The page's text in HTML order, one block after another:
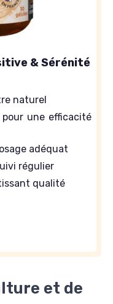
& Sérénité
naturel
pour une efficacité
adéquat
régulier
qualité
et de